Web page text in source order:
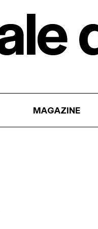
MAGAZINE